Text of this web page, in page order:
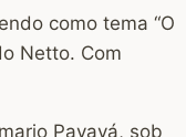
como tema “O
Netto. Com
Payayá, sob